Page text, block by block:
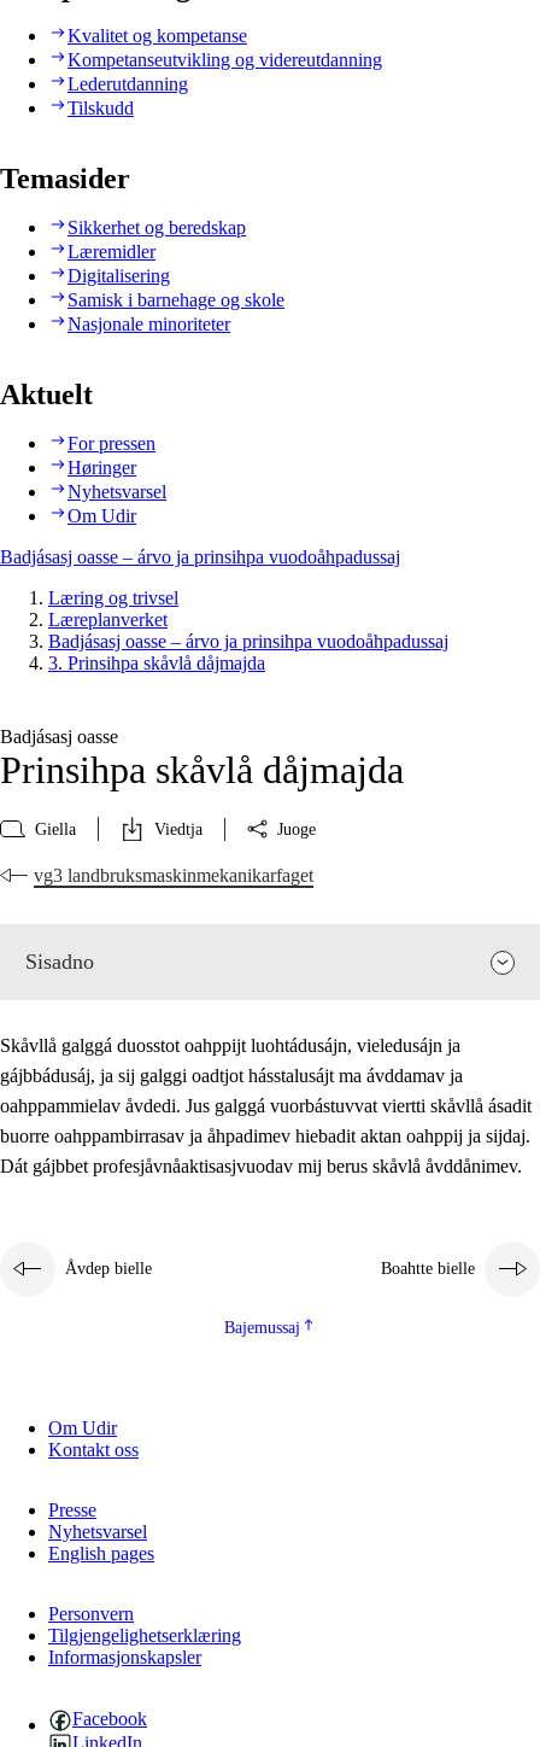
Kvalitet og kompetanse
Kompetanseutvikling og videreutdanning
Lederutdanning
Tilskudd
Temasider
Sikkerhet og beredskap
Læremidler
Digitalisering
Samisk i barnehage og skole
Nasjonale minoriteter
Aktuelt
For pressen
Høringer
Nyhetsvarsel
Om Udir
Badjásasj oasse – árvo ja prinsihpa vuodoåhpadussaj
Læring og trivsel
Læreplanverket
Badjásasj oasse – árvo ja prinsihpa vuodoåhpadussaj
3. Prinsihpa skåvlå dåjmajda
Badjásasj oasse
Prinsihpa skåvlå dåjmajda
Giella Viedtja Juoge
vg3 landbruksmaskinmekanikarfaget
Sisadno
3. Prinsihpa skåvlå dåjmajda
3.2 Åhpadibme ja hiebadum åhpadus
3.3 Aktisasjbarggo sijda ja skåvlå gaskan
3.4 Åhpadus åhpadusvidnudagán ja barggoiellemin
3.5 Profesjåvnåaktisasjvuohta ja skåvllååvddånibme
Skåvllå galggá duosstot oahppijt luohtádusájn, vieledusájn ja
gájbbádusáj, ja sij galggi oadtjot hásstalusájt ma ávddamav ja
oahppammielav åvdedi. Jus galggá vuorbástuvvat viertti skåvllå ásadit
buorre oahppambirrasav ja åhpadimev hiebadit aktan oahppij ja sijdaj.
Dát gájbbet profesjåvnåaktisasjvuodav mij berus skåvlå åvddånimev.
Åvdep bielle Boahtte bielle
Bajemussaj
Om Udir
Kontakt oss
Presse
Nyhetsvarsel
English pages
Personvern
Tilgjengelighetserklæring
Informasjonskapsler
Facebook